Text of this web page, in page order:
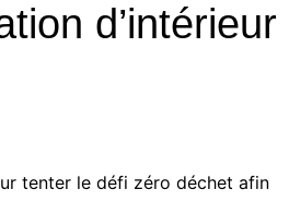
d’intérieur
tenter le défi zéro déchet afin